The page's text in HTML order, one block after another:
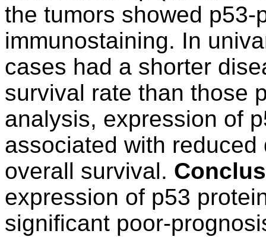
the tumors showed p53-
immunostaining. In
cases had a shorter
survival rate than those
analysis, expression of
associated with
overall survival.
expression of p53
significant poor-